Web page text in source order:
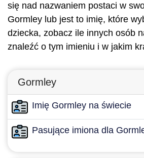
się nad nazwaniem postaci w
Gormley lub jest to imię, które
dziecka, zobacz ile innych osób
znaleźć o tym imieniu i w jakim
Gormley
Imię Gormley na świecie
Pasujące imiona dla